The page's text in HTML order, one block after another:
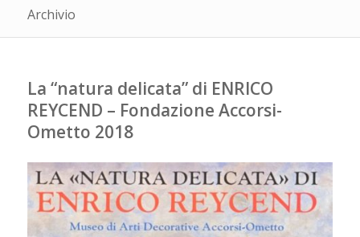
Archivio
La “natura delicata” di ENRICO
REYCEND – Fondazione Accorsi-
Ometto 2018